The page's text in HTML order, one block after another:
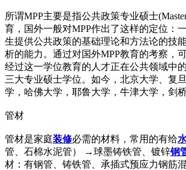
所谓MPP主要是指公共政策专业硕士
育，国外一般对MPP作出了这样的定位：
生提供公共政策的基础理论和方法论的技
析的能力。通过对国外MPP教育的考察，
经过这一学位教育的人才正在公共领域中
三大专业硕士学位。如今，北京大学、复
学，哈佛大学，耶鲁大学，牛津大学，剑
管材
管材是家庭装修必需的材料，常用的有给
管、石棉水泥管） →球墨铸铁管、镀锌钢
材：有钢管、铸铁管、承插式预应力钢筋